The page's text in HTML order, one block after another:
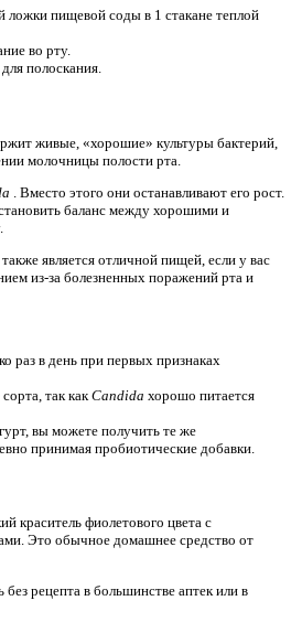
ложки пищевой соды в 1 стакане теплой
во рту.
полоскания.
живые, «хорошие» культуры бактерий,
молочницы полости рта.
. Вместо этого они останавливают его рост.
баланс между хорошими и
является отличной пищей, если у вас
из-за болезненных поражений рта и
раз в день при первых признаках
так как Candida хорошо питается
вы можете получить те же
принимая пробиотические добавки.
краситель фиолетового цвета с
Это обычное домашнее средство от
рецепта в большинстве аптек или в